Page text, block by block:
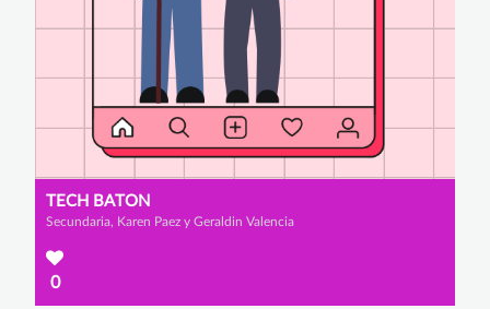
TECH BATON
Secundaria, Karen Paez y Geraldin Valencia
0